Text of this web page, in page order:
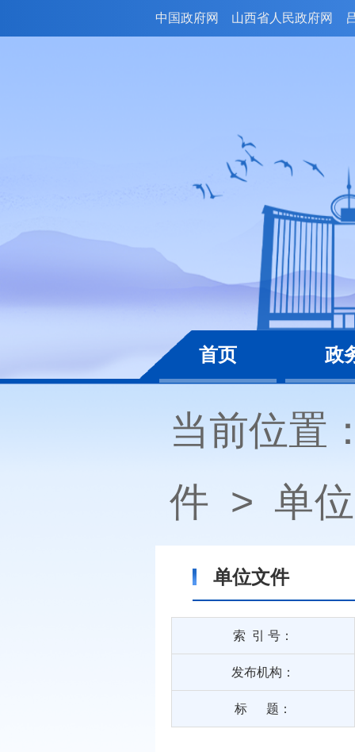
中国政府网 山西省人民政府网
首页 政
当前位置
件 > 单
单位文件
索 引 号：
发布机构：
标 题：